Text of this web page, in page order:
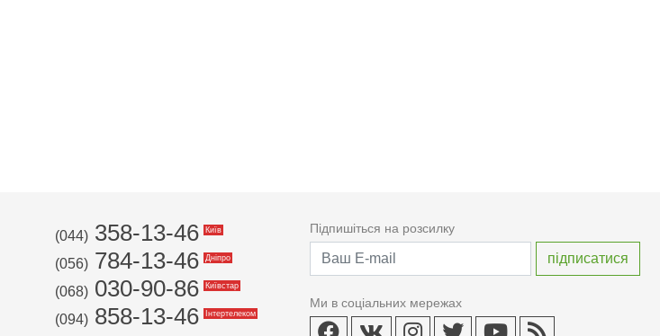
(044) 358-13-46 Київ
(056) 784-13-46 Дніпро
(068) 030-90-86 Київстар
(094) 858-13-46 Інтертелеком
Підпишіться на розсилку
Ми в соціальних мережах